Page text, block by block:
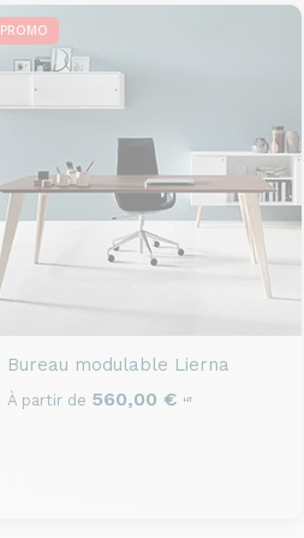
PROMO
Bureau modulable Lierna
À partir de 560,00 € HT